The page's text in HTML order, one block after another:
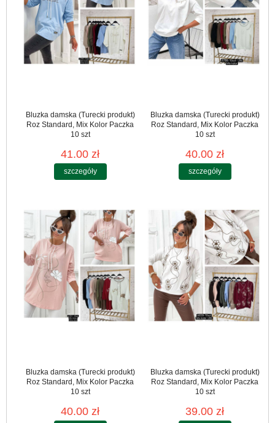
Bluzka damska (Turecki produkt)
Roz Standard, Mix Kolor Paczka
10 szt
41.00 zł
szczegóły
Bluzka damska (Turecki produkt)
Roz Standard, Mix Kolor Paczka
10 szt
40.00 zł
szczegóły
Bluzka damska (Turecki produkt)
Roz Standard, Mix Kolor Paczka
10 szt
40.00 zł
Bluzka damska (Turecki produkt)
Roz Standard, Mix Kolor Paczka
10 szt
39.00 zł